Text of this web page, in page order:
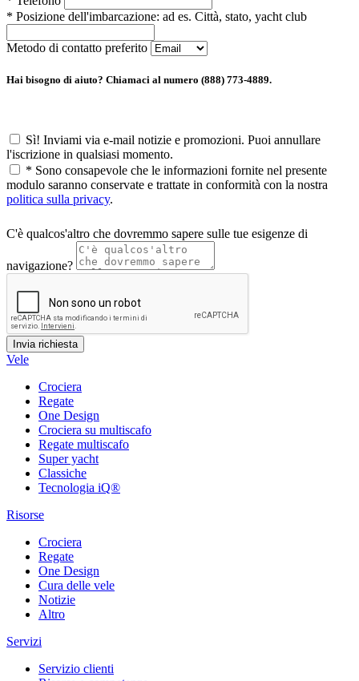
* Posizione dell'imbarcazione: ad es. Città, stato, yacht club
Metodo di contatto preferito
Hai bisogno di aiuto? Chiamaci al numero (888) 773-4889.
Sì! Inviami via e-mail notizie e promozioni. Puoi annullare
l'iscrizione in qualsiasi momento.
* Sono consapevole che le informazioni fornite nel presente
modulo saranno conservate e trattate in conformità con la nostra
politica sulla privacy.
C'è qualcos'altro che dovremmo sapere sulle tue esigenze di
navigazione?
Vele
Crociera
Regate
One Design
Crociera su multiscafo
Regate multiscafo
Super yacht
Classiche
Tecnologia iQ®
Risorse
Crociera
Regate
One Design
Cura delle vele
Notizie
Altro
Servizi
Servizio clienti